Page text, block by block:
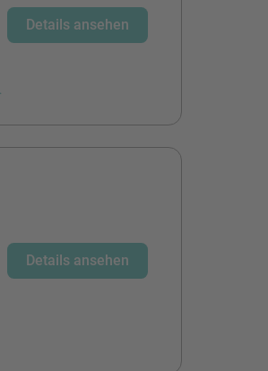
Details ansehen
Details ansehen